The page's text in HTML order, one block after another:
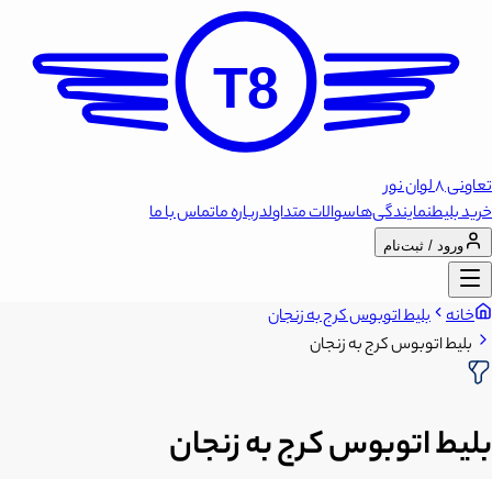
T8
تعاونی 8 لوان نور
خرید بلیطنمایندگی‌هاسوالات متداولدرباره ماتماس با ما
ورود / ثبت‌نام
خانه بلیط اتوبوس کرج به زنجان
بلیط اتوبوس کرج به زنجان
بلیط اتوبوس کرج به زنجان